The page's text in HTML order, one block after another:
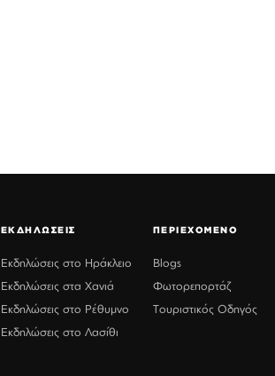
ΕΚΔΗΛΩΣΕΙΣ
Εκδηλώσεις στο Ηράκλειο
Εκδηλώσεις στα Χανιά
Εκδηλώσεις στο Ρέθυμνο
Εκδηλώσεις στο Λασίθι
ΠΕΡΙΕΧΟΜΕΝΟ
Blogs
Φωτορεπορτάζ
Τουριστικός Οδηγός